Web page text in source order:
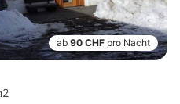
ab 90 CHF pro Nacht